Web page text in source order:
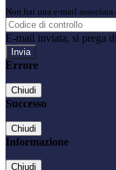
Non hai una e-mail
E-mail inviata, si prega
Errore
Chiudi
Successo
Chiudi
Informazione
Chiudi